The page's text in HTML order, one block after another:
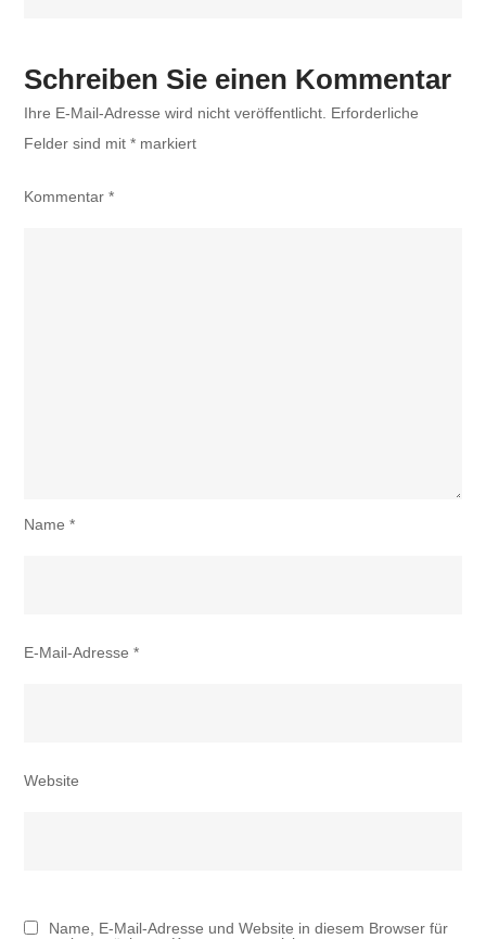
ist
Schreiben Sie einen Kommentar
Ihre E-Mail-Adresse wird nicht veröffentlicht. Erforderliche
Felder sind mit* markiert
Kommentar*
Name*
E-Mail-Adresse*
Website
Name, E-Mail-Adresse und Website in diesem Browser für